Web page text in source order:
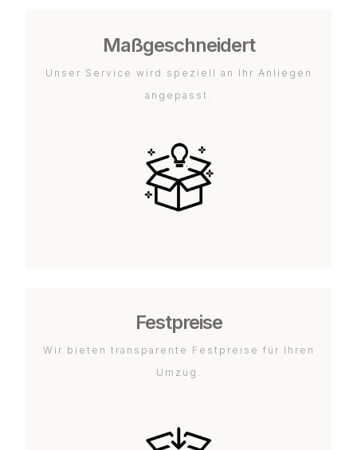
Maßgeschneidert
Unser Service wird speziell an Ihr Anliegen
angepasst.
Festpreise
Wir bieten transparente Festpreise für Ihren
Umzug.